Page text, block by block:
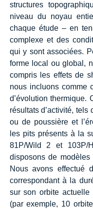
structures
niveau du noyau
chaque étude – en
complexe et des
qui y sont associées.
forme local ou global,
compris les effets de
nous incluons comme
d’évolution thermique.
résultats d’activité,
ou de poussière et
les pits présents à la
81P/Wild 2 et 103P/
disposons de
Nous avons effectué
correspondant à la
sur son orbite
(par exemple, 10